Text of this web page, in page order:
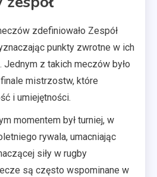
zdefiniowało Zespół
punkty zwrotne w ich
z takich meczów było
mistrzostw, które
i umiejętności.
momentem był turniej, w
rywala, umacniając
siły w rugby
są często wspominane w